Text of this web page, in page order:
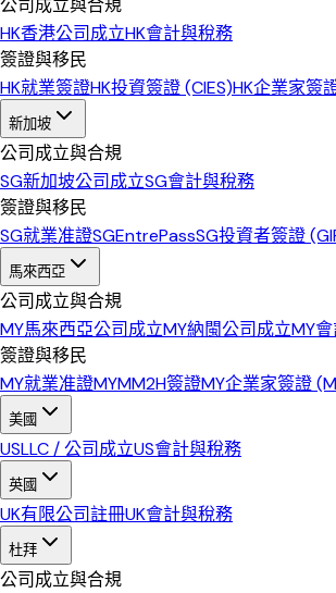
HK香港公司成立HK會計與稅務
簽證與移民
HK就業簽證HK投資簽證 (CIES)HK企業家簽
新加坡
公司成立與合規
SG新加坡公司成立SG會計與稅務
簽證與移民
SG就業准證SGEntrePassSG投資者簽證
馬來西亞
公司成立與合規
MY馬來西亞公司成立MY納閩公司成立MY
簽證與移民
MY就業准證MYMM2H簽證MY企業家簽證
美國
USLLC / 公司成立US會計與稅務
英國
UK有限公司註冊UK會計與稅務
杜拜
公司成立與合規